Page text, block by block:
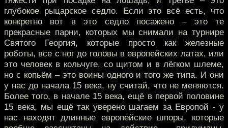
глубокое рыцарское седло. Если это всё есть, что
конкретно вот в это седло посажено – это те
прекрасные парни, которых мы снимали на турнире
Святого Георгия, которые просто как железные
роботы, все с ног до головы в европейских латах, или
это человек в кольчуге, со щитом и в лёгком шлеме,
но с копьём – это воины одного и того же типа. И они
у нас до начала 15 века, ну считай, что не меняются.
Более того, в начале 15 века, ещё в первой половине
15 века, мы ещё так уверено шагаем за Европой - у
нас находят длинные европейские шпоры, которые